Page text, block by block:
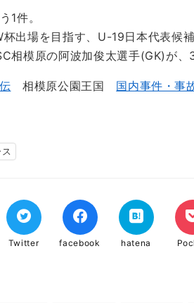
1件。
出場を目指す、U-19日本代表候
相模原の阿波加俊太選手(GK)が、
相模原公園王国 国内事件・事
Twitter facebook hatena